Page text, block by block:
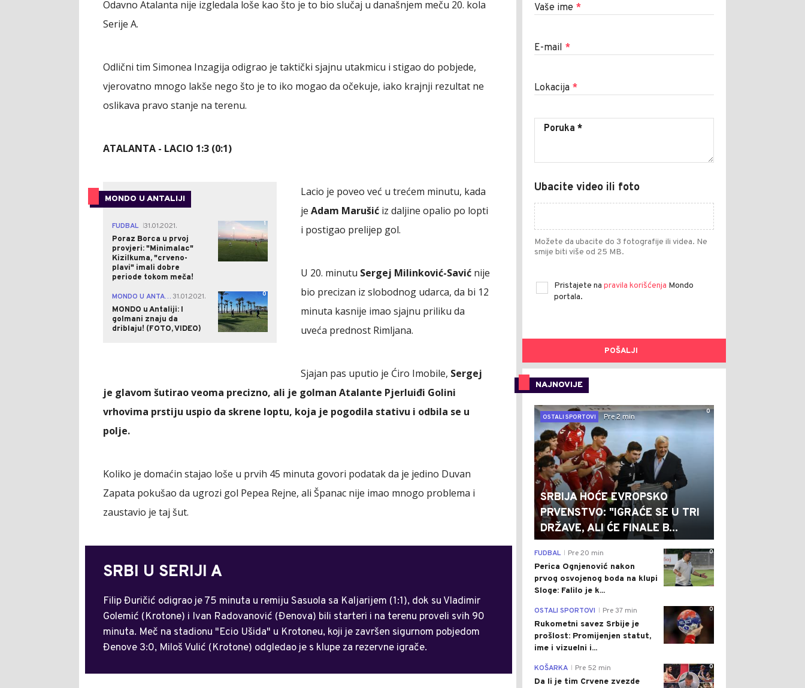
Odavno Atalanta nije izgledala loše kao što je to bio slučaj u današnjem meču 20. kola
Serije A.
Odlični tim Simonea Inzagija odigrao je taktički sjajnu utakmicu i stigao do pobjede,
vjerovatno mnogo lakše nego što je to iko mogao da očekuje, iako krajnji rezultat ne
oslikava pravo stanje na terenu.
ATALANTA - LACIO 1:3 (0:1)
MONDO U ANTALIJI
FUDBAL 31.01.2021.
Poraz Borca u prvoj
provjeri: "Minimalac"
Kizilkuma, "crveno-
plavi" imali dobre
periode tokom meča!
1
MONDO U ANTALIJI31.01.2021.
MONDO u Antaliji: I
golmani znaju da
driblaju! (FOTO, VIDEO)
0
Lacio je poveo već u trećem minutu, kada
je Adam Marušić iz daljine opalio po lopti
i postigao prelijep gol.
U 20. minutu Sergej Milinković-Savić nije
bio precizan iz slobodnog udarca, da bi 12
minuta kasnije imao sjajnu priliku da
uveća prednost Rimljana.
Sjajan pas uputio je Ćiro Imobile, Sergej
je glavom šutirao veoma precizno, ali je golman Atalante Pjerluiđi Golini
vrhovima prstiju uspio da skrene loptu, koja je pogodila stativu i odbila se u
polje.
Koliko je domaćin stajao loše u prvih 45 minuta govori podatak da je jedino Duvan
Zapata pokušao da ugrozi gol Pepea Rejne, ali Španac nije imao mnogo problema i
zaustavio je taj šut.
SRBI U SERIJI A
Filip Đuričić odigrao je 75 minuta u remiju Sasuola sa Kaljarijem (1:1), dok su Vladimir
Golemić (Krotone) i Ivan Radovanović (Đenova) bili starteri i na terenu proveli svih 90
minuta. Meč na stadionu "Ecio Ušida" u Krotoneu, koji je završen sigurnom pobjedom
Đenove 3:0, Miloš Vulić (Krotone) odgledao je s klupe za rezervne igrače.
Vaše ime *
E-mail *
Lokacija *
Ubacite video ili foto
Možete da ubacite do 3 fotografije ili videa. Ne
smije biti više od 25 MB.
Pristajete na pravila korišćenja Mondo
portala.
POŠALJI
NAJNOVIJE
0
OSTALI SPORTOVI
Pre 2 min
SRBIJA HOĆE EVROPSKO
PRVENSTVO: "IGRAĆE SE U TRI
DRŽAVE, ALI ĆE FINALE B...
0
FUDBAL Pre 20 min
Perica Ognjenović nakon
prvog osvojenog boda na klupi
Sloge: Falilo je k...
0
OSTALI SPORTOVI Pre 37 min
Rukometni savez Srbije je
prošlost: Promijenjen statut,
ime i vizuelni i...
0
KOŠARKA Pre 52 min
Da li je tim Crvene zvezde